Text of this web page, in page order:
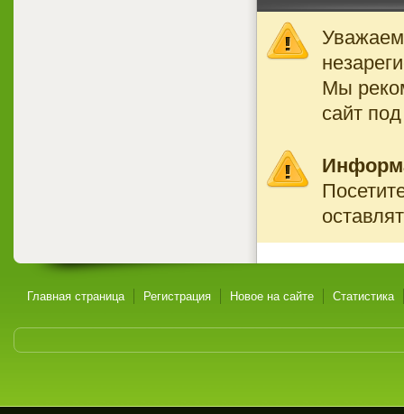
Мы
сайт
Главная страница Регистрация Новое на сайте Статистика